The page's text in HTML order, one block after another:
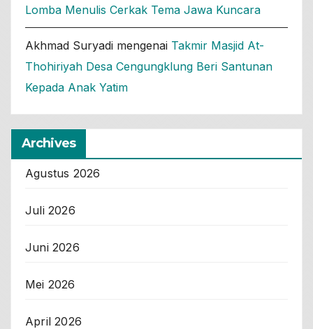
Lomba Menulis Cerkak Tema Jawa Kuncara
Akhmad Suryadi mengenai Takmir Masjid At-
Thohiriyah Desa Cengungklung Beri Santunan
Kepada Anak Yatim
Archives
Agustus 2026
Juli 2026
Juni 2026
Mei 2026
April 2026